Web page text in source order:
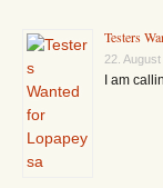
Testers
22.
I am